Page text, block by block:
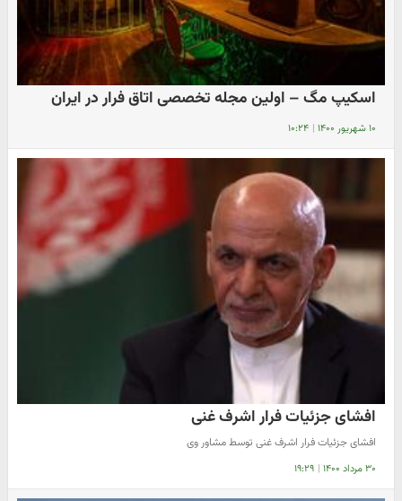
اسکیپ مگ – اولین مجله تخصصی اتاق فرار در ایران
۱۰ شهریور ۱۴۰۰ | ۱۰:۲۴
افشای جزئیات فرار اشرف غنی
افشای جزئیات فرار اشرف غنی توسط مشاور وی
۳۰ مرداد ۱۴۰۰ | ۱۹:۲۹